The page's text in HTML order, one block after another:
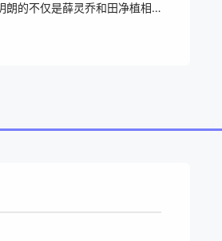
的不仅是薛灵乔和田净植相爱